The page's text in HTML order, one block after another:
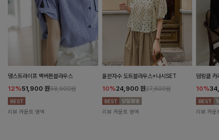
댕스트라이프 백버튼블라우스
12%51,900 원58,900원
리뷰 카운트 영역
율븐자수 도트블라우스+나시SET
10%24,900 원27,600원
리뷰 카운트 영역
덤링클 카
10%
리뷰 카운